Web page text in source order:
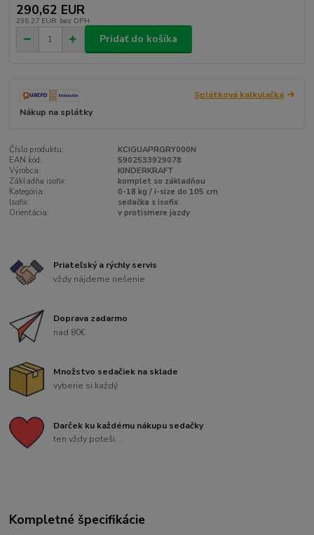
290,62 EUR
236,27 EUR bez DPH
Pridať do košíka
Splátková kalkulačka
Nákup na splátky
Číslo produktu:
KCIGUAPRGRY000N
EAN kód:
5902533929078
Výrobca:
KINDERKRAFT
Základňa isofix:
komplet so základňou
Kategória:
0-18 kg / i-size do 105 cm
Isofix:
sedačka s isofix
Orientácia:
v protismere jazdy
Priateľský a rýchly servis
vždy nájdeme riešenie
Doprava zadarmo
nad 80€
Množstvo sedačiek na sklade
vyberie si každý
Darček ku každému nákupu sedačky
ten vždy poteši....
Kompletné špecifikácie